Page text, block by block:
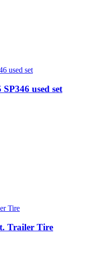
used set
Trailer Tire